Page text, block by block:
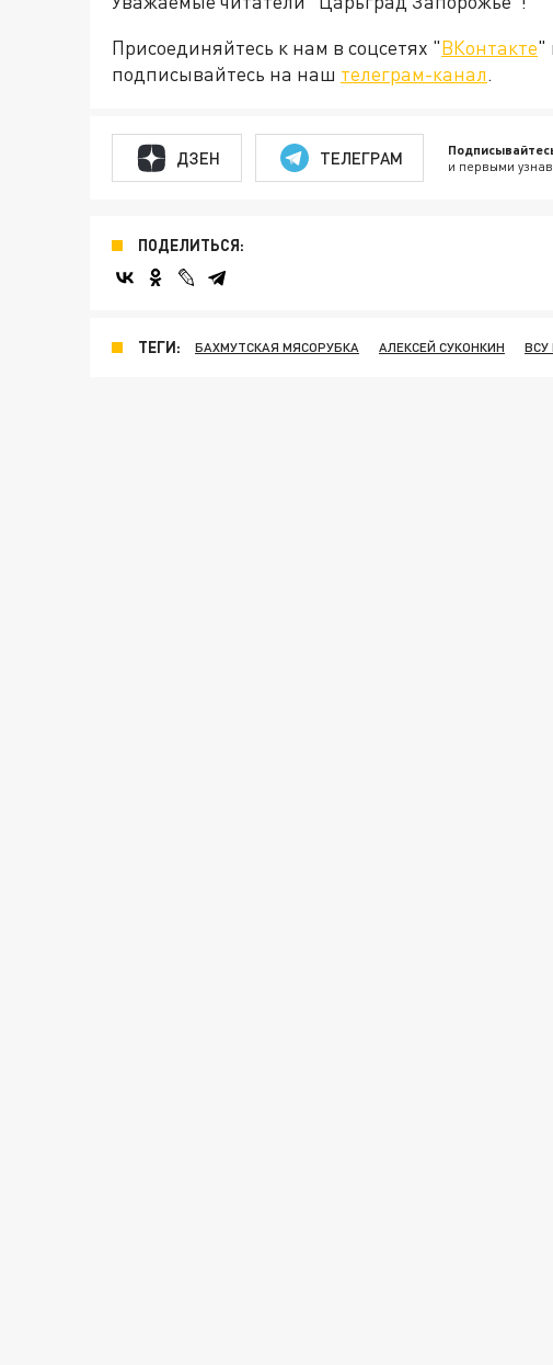
Присоединяйтесь к нам в соцсетях "ВКонтакте"
подписывайтесь на наш телеграм-канал.
ДЗЕН ТЕЛЕГРАМ и первыми
ПОДЕЛИТЬСЯ:
ТЕГИ: БАХМУТСКАЯ МЯСОРУБКА АЛЕКСЕЙ СУКОНКИН ВСУ